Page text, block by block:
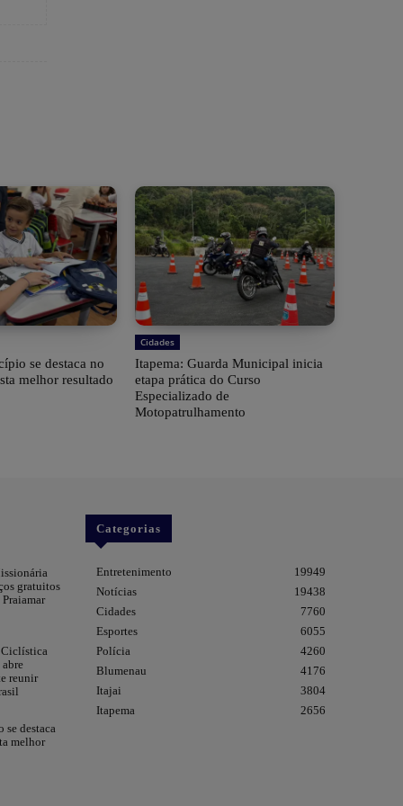
se destaca no
melhor resultado
Cidades
Itapema: Guarda Municipal inicia
etapa prática do Curso
Especializado de
Motopatrulhamento
gratuitos
Ciclística
reunir
destaca
melhor
Categorias
Entretenimento
19949
Notícias
19438
Cidades
7760
Esportes
6055
Polícia
4260
Blumenau
4176
Itajai
3804
Itapema
2656